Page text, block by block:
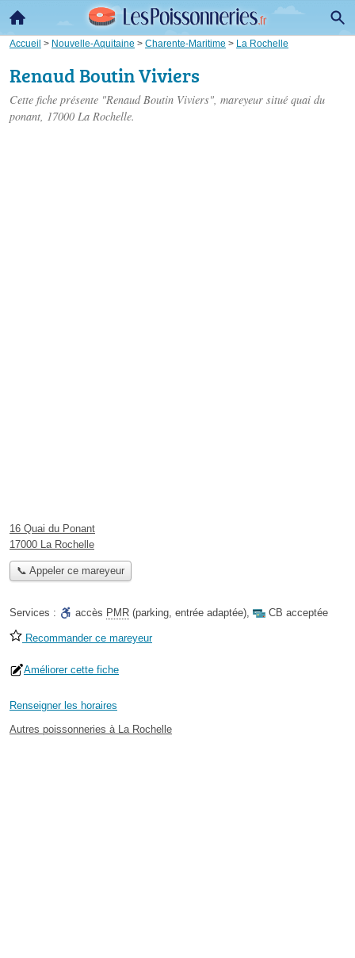
Accueil > Nouvelle-Aquitaine > Charente-Maritime > La Rochelle
Renaud Boutin Viviers
Cette fiche présente "Renaud Boutin Viviers", mareyeur situé quai du
ponant, 17000 La Rochelle.
16 Quai du Ponant
17000 La Rochelle
📞 Appeler ce mareyeur
Services : accès PMR (parking, entrée adaptée), CB acceptée
Recommander ce mareyeur
Améliorer cette fiche
Renseigner les horaires
Autres poissonneries à La Rochelle